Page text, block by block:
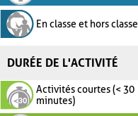
En classe et hors classe
DURÉE DE L'ACTIVITÉ
Activités courtes (< 30
minutes)